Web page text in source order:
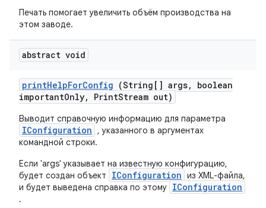
Печать помогает увеличить объём производства на
этом заводе.
abstract void
printHelpForConfig (String[] args,
boolean
importantOnly, PrintStream out)
Выводит справочную информацию для параметра
IConfiguration
, указанного в аргументах
командной строки.
Если 'args' указывает на известную конфигурацию,
будет создан объект
IConfiguration из XML-файла,
и будет выведена справка по этому IConfiguration
.